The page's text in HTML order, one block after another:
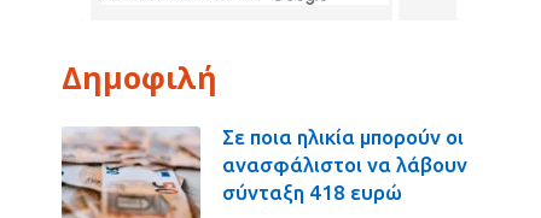
Δημοφιλή
Σε ποια ηλικία μπορούν οι
ανασφάλιστοι να λάβουν
σύνταξη 418 ευρώ